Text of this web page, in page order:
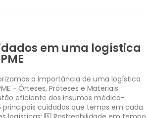
em uma logística
a importância de uma logística
- Órteses, Próteses e Materiais
eficiente dos insumos médico-
principais cuidados que temos em cada